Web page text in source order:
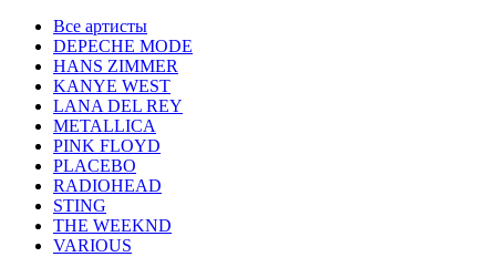
Все артисты
DEPECHE MODE
HANS ZIMMER
KANYE WEST
LANA DEL REY
METALLICA
PINK FLOYD
PLACEBO
RADIOHEAD
STING
THE WEEKND
VARIOUS